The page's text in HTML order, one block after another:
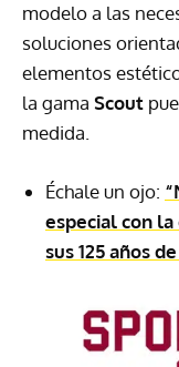
modelo a las
soluciones
elementos
la gama Scout
medida.
Échale un ojo:
especial con
sus 125 años